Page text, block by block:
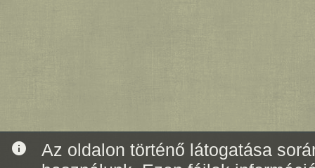
info
Az oldalon történő látogatása